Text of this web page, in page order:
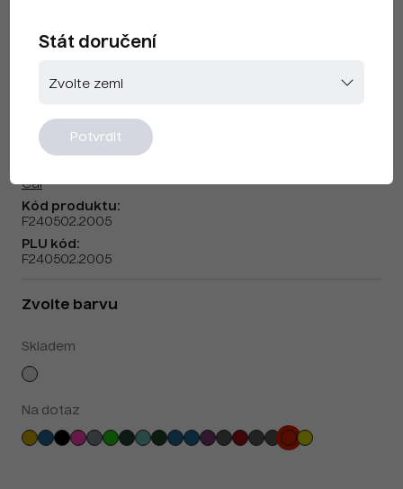
CAI F240502 Fluoro Oranžová
Cai
Kód produktu:
F240502.2005
PLU kód:
F240502.2005
Zvolte barvu
Skladem
Na dotaz
Stát doručení
Potvrdit